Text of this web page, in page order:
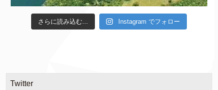
さらに読み込む... Instagram でフォロー
Twitter